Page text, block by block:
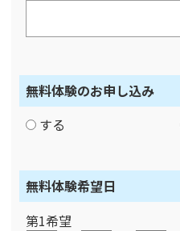
無料体験のお申し込み
する
無料体験希望日
第1希望